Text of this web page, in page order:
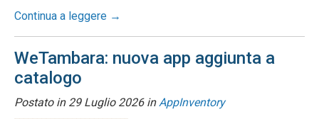
Continua a leggere →
WeTambara: nuova app aggiunta a
catalogo
Postato in 29 Luglio 2026inAppInventory